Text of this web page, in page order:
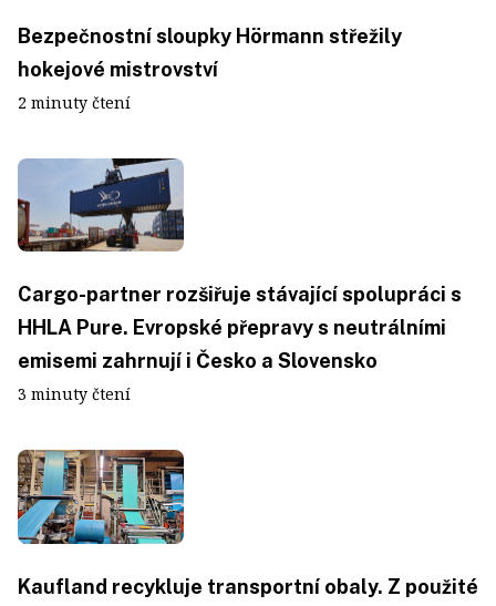
Bezpečnostní sloupky Hörmann střežily
hokejové mistrovství
2 minuty čtení
Cargo-partner rozšiřuje stávající spolupráci s
HHLA Pure. Evropské přepravy s neutrálními
emisemi zahrnují i Česko a Slovensko
3 minuty čtení
Kaufland recykluje transportní obaly. Z použité